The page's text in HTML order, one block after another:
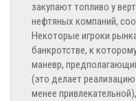
закупают топливо у
нефтяных компаний,
Некоторые игроки
банкротстве, к
маневр,
(это делает
менее